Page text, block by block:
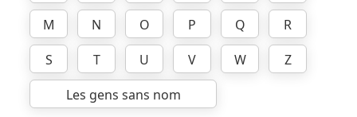
M
N O P Q
R
S
T U V W
Z
Les gens sans nom